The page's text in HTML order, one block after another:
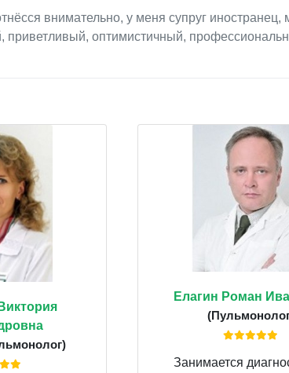
внимательно, у меня супруг иностранец,
оптимистичный,
Елагин Роман
Занимается